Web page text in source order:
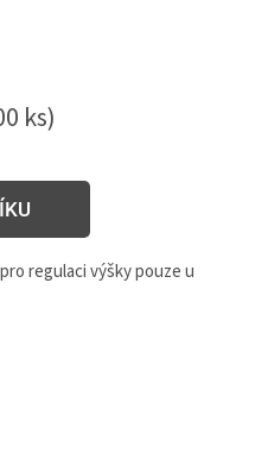
ks)
regulaci výšky pouze u